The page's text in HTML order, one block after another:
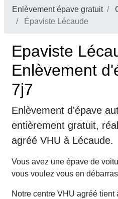
Enlèvement épave gratuit
Épaviste Lécaude
Epaviste
Enlèvement
7j7
Enlèvement d'épave
entièrement gratuit,
agréé VHU à Lécaude.
Vous avez une épave de
vous voulez vous en
Notre centre VHU agréé